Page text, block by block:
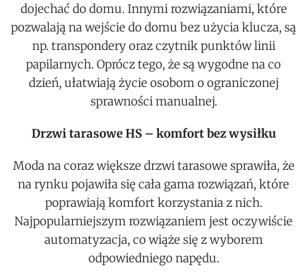
dojechać do domu. Innymi rozwiązaniami, które
pozwalają na wejście do domu bez użycia klucza, są
np. transpondery oraz czytnik punktów linii
papilarnych. Oprócz tego, że są wygodne na co
dzień, ułatwiają życie osobom o ograniczonej
sprawności manualnej.
Drzwi tarasowe HS – komfort bez wysiłku
Moda na coraz większe drzwi tarasowe sprawiła, że
na rynku pojawiła się cała gama rozwiązań, które
poprawiają komfort korzystania z nich.
Najpopularniejszym rozwiązaniem jest oczywiście
automatyzacja, co wiąże się z wyborem
odpowiedniego napędu.